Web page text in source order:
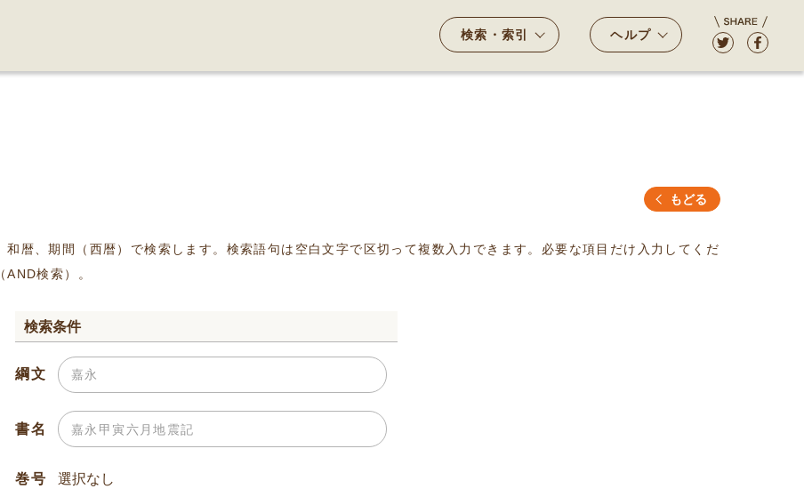
検索・索引 ヘルプ
もどる
暦、期間（西暦）で検索します。検索語句は空白文字で区切って複数入力できます。必要な項目だけ入力してくだ
検索）。
検索条件
綱文
書名
巻号